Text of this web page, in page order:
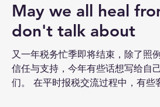
May we all heal
don't talk about
又一年税务忙季即将结束，除了照
信任与支持，今年有些话想写给自
们。 在平时报税交流过程中，有些